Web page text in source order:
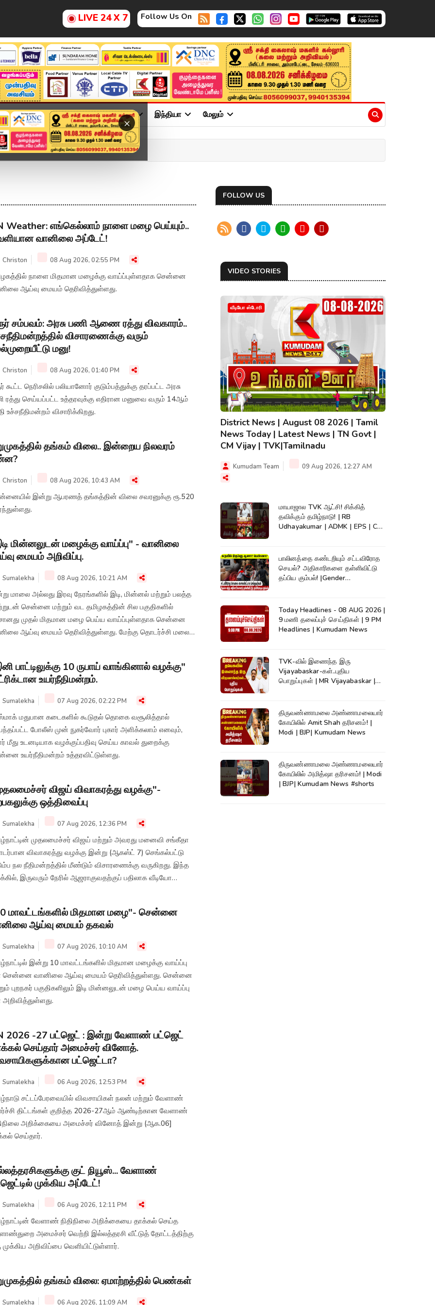
LIVE 24 X 7 Follow Us On
×
சினிமா அரசியல் விளையாட்டு இந்தியா மேலும்
Weather: எங்கெல்லாம் நாளை மழை பெய்யும்..
வானிலை அப்டேட்!
Christon 08 Aug 2026, 02:55 PM
நாளை மிதமான மழைக்கு வாய்ப்புள்ளதாக சென்னை
ஆய்வு மையம் தெரிவித்துள்ளது.
சம்பவம்: அரசு பணி ஆணை ரத்து விவகாரம்..
விசாரணைக்கு வரும்
மனு!
Christon 08 Aug 2026, 01:40 PM
கூட்ட நெரிசலில் பலியானோர் குடும்பத்துக்கு தரப்பட்ட அரசு
ரத்து செய்யப்பட்ட உத்தரவுக்கு எதிரான மனுவை வரும் 14ஆம்
உச்சநீதிமன்றம் விசாரிக்கிறது.
தங்கம் விலை.. இன்றைய நிலவரம்
Christon 08 Aug 2026, 10:43 AM
இன்று ஆபரணத் தங்கத்தின் விலை சவரனுக்கு ரூ.520
மின்னலுடன் மழைக்கு வாய்ப்பு" - வானிலை
மையம் அறிவிப்பு.
Sumalekha 08 Aug 2026, 10:21 AM
மாலை அல்லது இரவு நேரங்களில் இடி, மின்னல் மற்றும் பலத்த
சென்னை மற்றும் வட தமிழகத்தின் சில பகுதிகளில்
முதல் மிதமான மழை பெய்ய வாய்ப்புள்ளதாக சென்னை
ஆய்வு மையம் தெரிவித்துள்ளது. மேற்கு தொடர்ச்சி மலை
காற்று வீசக்கூடும் என்பதால் மீனவர்கள் எச்சரிக்கையாக
அறிவுறுத்தப்பட்டுள்ளது.
பாட்டிலுக்கு 10 ருபாய் வாங்கினால் வழக்கு"
உயர்நீதிமன்றம்.
Sumalekha 07 Aug 2026, 02:22 PM
மதுபான கடைகளில் கூடுதல் தொகை வசூலித்தால்
போலீஸ் முன் நுகர்வோர் புகார் அளிக்கலாம் எனவும்,
மீது உடனடியாக வழக்குப்பதிவு செய்ய காவல் துறைக்கு
உயர்நீதிமன்றம் உத்தரவிட்டுள்ளது.
விஜய் விவாகரத்து வழக்கு"-
ஒத்திவைப்பு
Sumalekha 07 Aug 2026, 12:36 PM
முதலமைச்சர் விஜய் மற்றும் அவரது மனைவி சங்கீதா
விவாகரத்து வழக்கு இன்று (ஆகஸ்ட் 7) செங்கல்பட்டு
நல நீதிமன்றத்தில் மீண்டும் விசாரணைக்கு வருகிறது. இந்த
இருவரும் நேரில் ஆஜராகுவதற்குப் பதிலாக வீடியோ
மாவட்டங்களில் மிதமான மழை"- சென்னை
ஆய்வு மையம் தகவல்
Sumalekha 07 Aug 2026, 10:10 AM
இன்று 10 மாவட்டங்களில் மிதமான மழைக்கு வாய்ப்பு
வானிலை ஆய்வு மையம் தெரிவித்துள்ளது. சென்னை
புறநகர் பகுதிகளிலும் இடி மின்னலுடன் மழை பெய்ய வாய்ப்பு
2026 -27 பட்ஜெட் : இன்று வேளாண் பட்ஜெட்
செய்தார் அமைச்சர் வினோத்.
பட்ஜெட்டா?
Sumalekha 06 Aug 2026, 12:53 PM
சட்டப்பேரவையில் விவசாயிகள் நலன் மற்றும் வேளாண்
திட்டங்கள் குறித்த 2026-27ஆம் ஆண்டிற்கான வேளாண்
அறிக்கையை அமைச்சர் வினோத் இன்று (ஆக.06]
செய்தார்.
குட் நியூஸ்... வேளாண்
முக்கிய அப்டேட்!
Sumalekha 06 Aug 2026, 12:11 PM
வேளாண் நிதிநிலை அறிக்கையை தாக்கல் செய்த
அமைச்சர் வெற்றி இல்லத்தரசி வீட்டுத் தோட்டத்திற்கு
முக்கிய அறிவிப்பை வெளியிட்டுள்ளார்.
தங்கம் விலை: ஏமாற்றத்தில் பெண்கள்
Sumalekha 06 Aug 2026, 11:09 AM
FOLLOW US
VIDEO STORIES
வீடியோ ஸ்டோரி
District News | August 08 2026 | Tamil
News Today | Latest News | TN Govt |
CM Vijay | TVK|Tamilnadu
Kumudam Team 09 Aug 2026, 12:27 AM
மாயாஜால TVK ஆட்சி! சிக்கித்
தவிக்கும் தமிழ்நாடு! | RB
Udhayakumar | ADMK | EPS | CM
பாலினத்தை கண்டறியும் சட்டவிரோத
செயல்? அதிகாரிகளை தள்ளிவிட்டு
தப்பிய கும்பல்! |Gender
Today Headlines - 08 AUG 2026 |
9 மணி தலைப்புச் செய்திகள் | 9 PM
Headlines | Kumudam News
TVK-வில் இணைந்த இரு
Vijayabaskar-கள்..புதிய
பொறுப்புகள் | MR Vijayabaskar |
திருவண்ணாமலை அண்ணாமலையார்
கோயிலில் Amit Shah தரிசனம்! |
Modi | BJP| Kumudam News
திருவண்ணாமலை அண்ணாமலையார்
கோயிலில் அமித்ஷா தரிசனம்! | Modi
| BJP| Kumudam News #shorts